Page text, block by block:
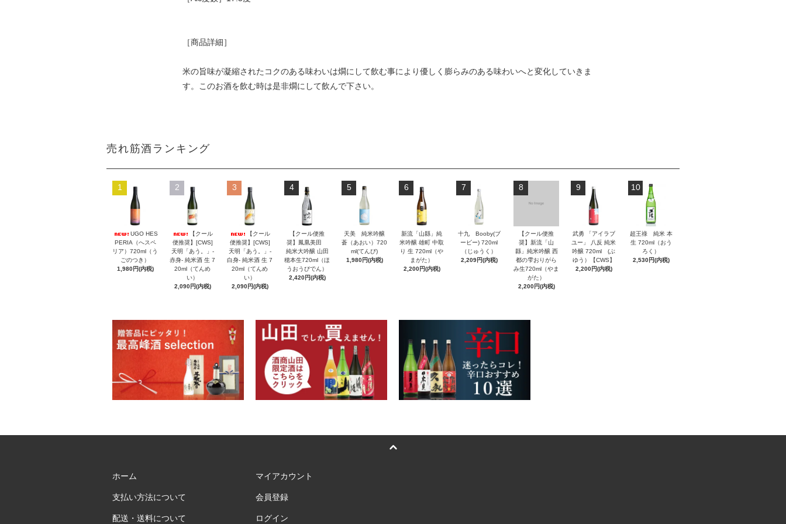
［商品詳細］
米の旨味が凝縮されたコクのある味わいは燗にして飲む事により優しく膨らみのある味わいへと変化していきま
す。このお酒を飲む時は是非燗にして飲んで下さい。
売れ筋酒ランキング
1
UGO HES
PERIA（へスペ
リア）720ml（う
ごのつき）
1,980円(内税)
2
【クール
便推奨】[CWS]
天明「あう。」-
赤身- 純米酒 生 7
20ml（てんめ
い）
2,090円(内税)
3
【クール
便推奨】[CWS]
天明「あう。」-
白身- 純米酒 生 7
20ml（てんめ
い）
2,090円(内税)
4
【クール便推
奨】鳳凰美田
純米大吟醸 山田
穂本生720ml（ほ
うおうびでん）
2,420円(内税)
5
天美 純米吟醸
蒼（あおい）720
ml(てんび)
1,980円(内税)
6
新流「山縣」純
米吟醸 雄町 中取
り 生 720ml（や
まがた）
2,200円(内税)
7
十九 Booby(ブ
ービー) 720ml
（じゅうく）
2,209円(内税)
8
【クール便推
奨】新流「山
縣」純米吟醸 西
都の雫おりがら
み生720ml（やま
がた）
2,200円(内税)
9
武勇 「アイラブ
ユー」 八反 純米
吟醸 720ml (ぶ
ゆう）【CWS】
2,200円(内税)
10
超王祿 純米 本
生 720ml（おう
ろく）
2,530円(内税)
ホーム
支払い方法について
配送・送料について
マイアカウント
会員登録
ログイン